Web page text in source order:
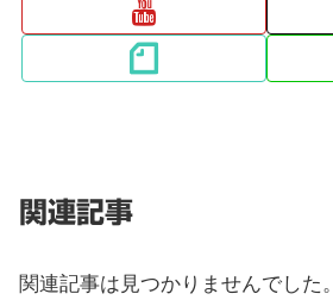
関連記事
関連記事は見つかりませんでした。